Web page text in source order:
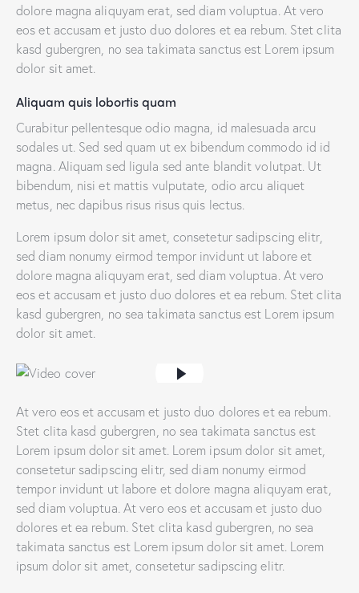
dolore magna aliquyam erat, sed diam voluptua. At vero
eos et accusam et justo duo dolores et ea rebum. Stet clita
kasd gubergren, no sea takimata sanctus est Lorem ipsum
dolor sit amet.
Aliquam quis lobortis quam
Curabitur pellentesque odio magna, id malesuada arcu
sodales ut. Sed sed quam ut ex bibendum commodo id id
magna. Aliquam sed ligula sed ante blandit volutpat. Ut
bibendum, nisi et mattis vulputate, odio arcu aliquet
metus, nec dapibus risus risus quis lectus.
Lorem ipsum dolor sit amet, consetetur sadipscing elitr,
sed diam nonumy eirmod tempor invidunt ut labore et
dolore magna aliquyam erat, sed diam voluptua. At vero
eos et accusam et justo duo dolores et ea rebum. Stet clita
kasd gubergren, no sea takimata sanctus est Lorem ipsum
dolor sit amet.
At vero eos et accusam et justo duo dolores et ea rebum.
Stet clita kasd gubergren, no sea takimata sanctus est
Lorem ipsum dolor sit amet. Lorem ipsum dolor sit amet,
consetetur sadipscing elitr, sed diam nonumy eirmod
tempor invidunt ut labore et dolore magna aliquyam erat,
sed diam voluptua. At vero eos et accusam et justo duo
dolores et ea rebum. Stet clita kasd gubergren, no sea
takimata sanctus est Lorem ipsum dolor sit amet. Lorem
ipsum dolor sit amet, consetetur sadipscing elitr.